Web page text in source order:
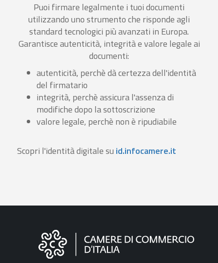
Puoi firmare legalmente i tuoi documenti
utilizzando uno strumento che risponde agli
standard tecnologici più avanzati in Europa.
Garantisce autenticità, integrità e valore legale ai
documenti:
autenticità, perchè dà certezza dell'identità
del firmatario
integrità, perchè assicura l'assenza di
modifiche dopo la sottoscrizione
valore legale, perchè non è ripudiabile
Scopri l'identità digitale su id.infocamere.it
Informazioni